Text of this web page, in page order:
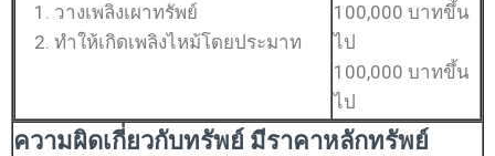
วางเพลิงเผาทรัพย์
ทำให้เกิดเพลิงไหม้โดยประมาท
100,000 บาทขึ้น
ไป
100,000 บาทขึ้น
ไป
ความผิดเกี่ยวกับทรัพย์ มีราคาหลักทรัพย์